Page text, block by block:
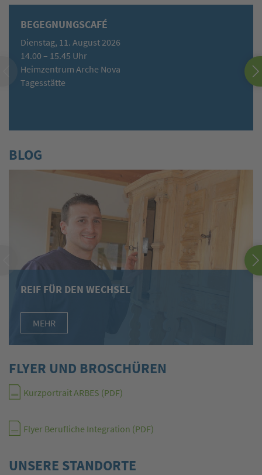
BEGEGNUNGSCAFÉ
Dienstag, 11. August 2026
14.00 – 15.45 Uhr
Heimzentrum Arche Nova
Tagesstätte
BLOG
REIF FÜR DEN WECHSEL
MEHR
FLYER UND BROSCHÜREN
Kurzportrait ARBES (PDF)
Flyer Berufliche Integration (PDF)
UNSERE STANDORTE